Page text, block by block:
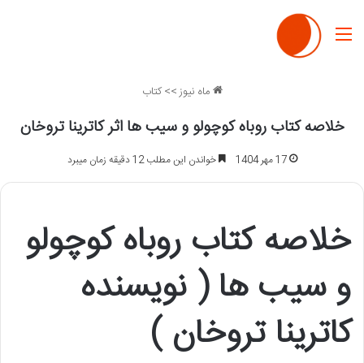
منو
ماه نیوز>> کتاب
خلاصه کتاب روباه کوچولو و سیب ها اثر کاترینا تروخان
17 مهر 1404 خواندن این مطلب 12 دقیقه زمان میبرد
خلاصه کتاب روباه کوچولو
و سیب ها ( نویسنده
کاترینا تروخان )